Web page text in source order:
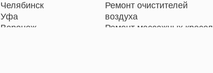
Челябинск
Уфа
Воронеж
Ремонт очистителей
воздуха
Ремонт массажных кресел